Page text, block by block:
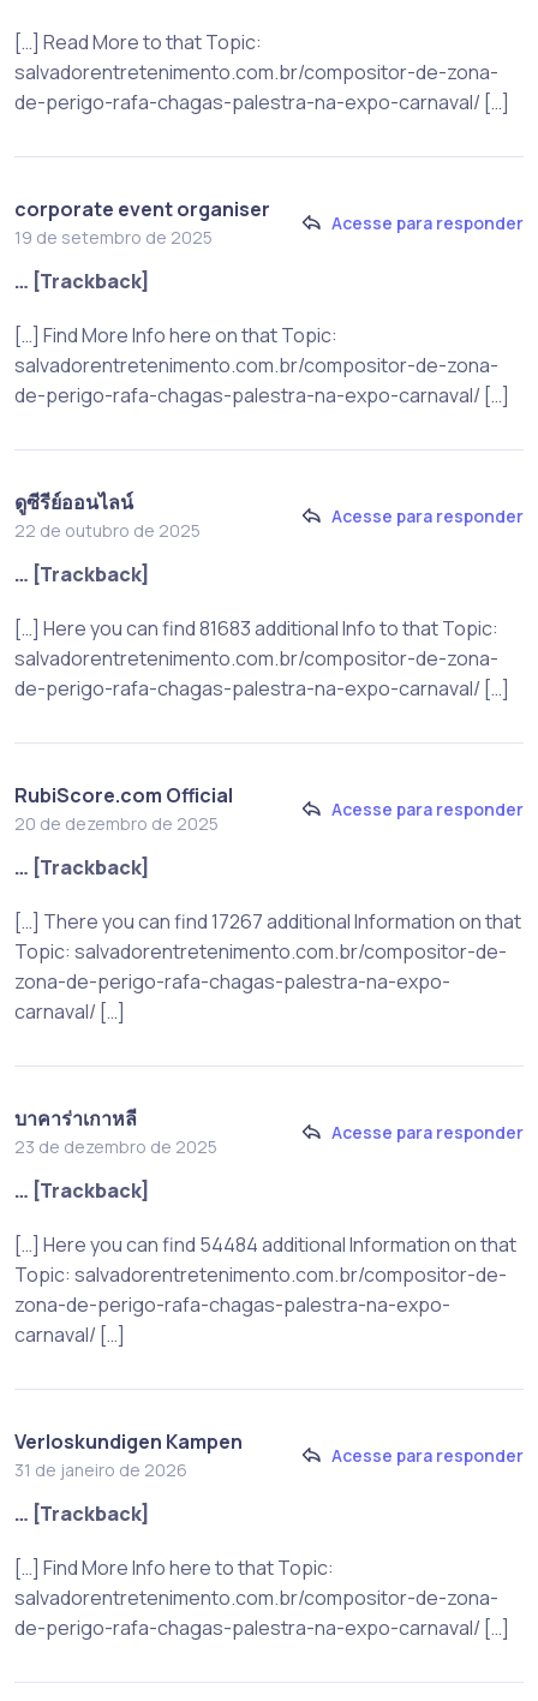
[…] Read More to that Topic:
salvadorentretenimento.com.br/compositor-de-zona-
de-perigo-rafa-chagas-palestra-na-expo-carnaval/ […]
corporate event organiser
19 de setembro de 2025
Acesse para responder
… [Trackback]
[…] Find More Info here on that Topic:
salvadorentretenimento.com.br/compositor-de-zona-
de-perigo-rafa-chagas-palestra-na-expo-carnaval/ […]
ดูซีรีย์ออนไลน์
22 de outubro de 2025
Acesse para responder
… [Trackback]
[…] Here you can find 81683 additional Info to that Topic:
salvadorentretenimento.com.br/compositor-de-zona-
de-perigo-rafa-chagas-palestra-na-expo-carnaval/ […]
RubiScore.com Official
20 de dezembro de 2025
Acesse para responder
… [Trackback]
[…] There you can find 17267 additional Information on that
Topic: salvadorentretenimento.com.br/compositor-de-
zona-de-perigo-rafa-chagas-palestra-na-expo-
carnaval/ […]
บาคาร่าเกาหลี
23 de dezembro de 2025
Acesse para responder
… [Trackback]
[…] Here you can find 54484 additional Information on that
Topic: salvadorentretenimento.com.br/compositor-de-
zona-de-perigo-rafa-chagas-palestra-na-expo-
carnaval/ […]
Verloskundigen Kampen
31 de janeiro de 2026
Acesse para responder
… [Trackback]
[…] Find More Info here to that Topic:
salvadorentretenimento.com.br/compositor-de-zona-
de-perigo-rafa-chagas-palestra-na-expo-carnaval/ […]